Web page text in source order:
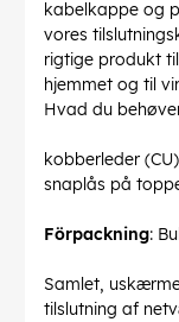
kabelkappe og
vores
rigtige produkt
hjemmet og til
Hvad du
kobberleder
snaplås på
Förpackning:
Samlet,
tilslutning af